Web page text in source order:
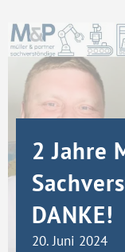
2 Jahre
DANKE!
20. Juni 2024